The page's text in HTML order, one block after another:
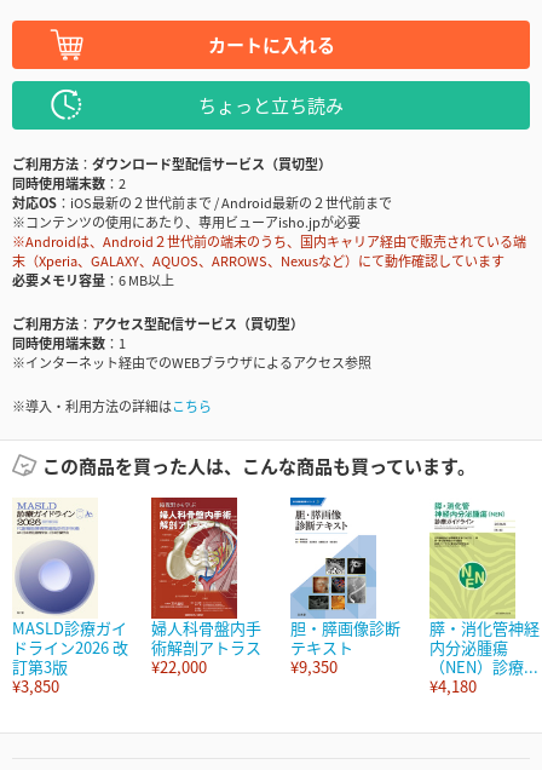
カートに入れる
ちょっと立ち読み
ご利用方法
ダウンロード型配信サービス（買切型）
同時使用端末数
2
対応OS
iOS最新の２世代前まで / Android最新の２世代前まで
※コンテンツの使用にあたり、専用ビューアisho.jpが必要
※Androidは、Android２世代前の端末のうち、国内キャリア経由で販売されている端
末（Xperia、GALAXY、AQUOS、ARROWS、Nexusなど）にて動作確認しています
必要メモリ容量
6 MB以上
ご利用方法
アクセス型配信サービス（買切型）
同時使用端末数
1
※インターネット経由でのWEBブラウザによるアクセス参照
※導入・利用方法の詳細はこちら
この商品を買った人は、こんな商品も買っています。
MASLD診療ガイ
ドライン2026 改
訂第3版
¥3,850
婦人科骨盤内手
術解剖アトラス
¥22,000
胆・膵画像診断
テキスト
¥9,350
膵・消化管神経
内分泌腫瘍
（NEN）診療...
¥4,180